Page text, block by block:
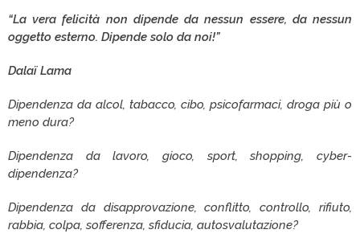
“La vera felicità non dipende da nessun essere, da nessun
oggetto esterno. Dipende solo da noi!”
Dalaï Lama
Dipendenza da alcol, tabacco, cibo, psicofarmaci, droga più o
meno dura?
Dipendenza da lavoro, gioco, sport, shopping, cyber-
dipendenza?
Dipendenza da disapprovazione, conflitto, controllo, rifiuto,
rabbia, colpa, sofferenza, sfiducia, autosvalutazione?